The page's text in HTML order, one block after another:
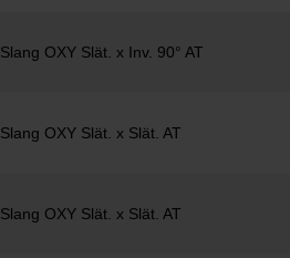
Slang OXY Slät. x Inv. 90° AT
Slang OXY Slät. x Slät. AT
Slang OXY Slät. x Slät. AT